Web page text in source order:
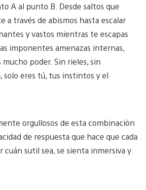
A al punto B. Desde saltos que
a través de abismos hasta escalar
y vastos mientras te escapas
imponentes amenazas internas,
poder. Sin rieles, sin
eres tú, tus instintos y el
orgullosos de esta combinación
de respuesta que hace que cada
cuán sutil sea, se sienta inmersiva y